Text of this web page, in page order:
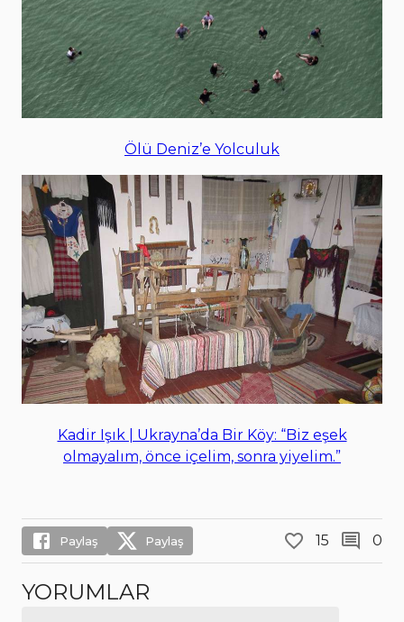
Ölü Deniz’e Yolculuk
Kadir Işık | Ukrayna’da Bir Köy: “Biz eşek
olmayalım, önce içelim, sonra yiyelim.”
Paylaş Paylaş 15 0
YORUMLAR